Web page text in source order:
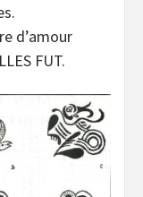
d’amour
FUT.